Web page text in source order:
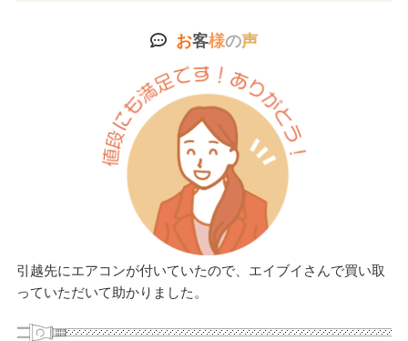
お客様の声
引越先にエアコンが付いていたので、エイブイさんで買い取
っていただいて助かりました。